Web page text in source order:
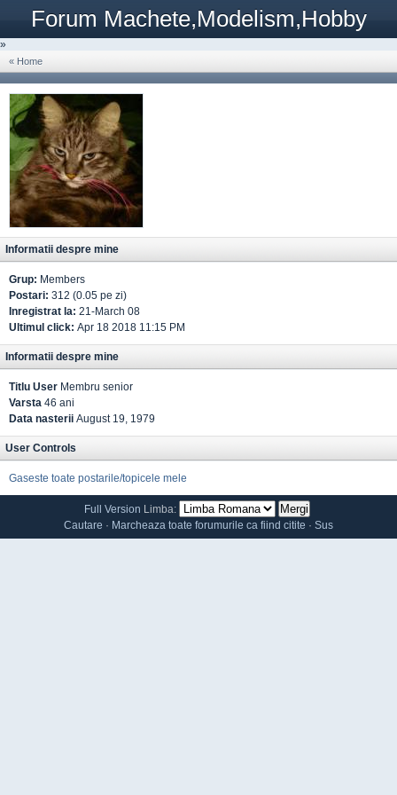
Forum Machete,Modelism,Hobby
»
« Home
Informatii despre mine
Grup: Members
Postari: 312 (0.05 pe zi)
Inregistrat la: 21-March 08
Ultimul click: Apr 18 2018 11:15 PM
Informatii despre mine
Titlu User Membru senior
Varsta 46 ani
Data nasterii August 19, 1979
User Controls
Gaseste toate postarile/topicele mele
Full Version Limba:
Cautare · Marcheaza toate forumurile ca fiind citite · Sus